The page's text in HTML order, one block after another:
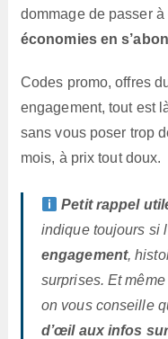
dommage de passer
économies en
Codes promo, offres
engagement, tout est
sans vous poser trop
mois, à prix tout doux.
Petit rappel
indique toujours si
engagement,
surprises. Et
on vous conseille
d’œil aux infos